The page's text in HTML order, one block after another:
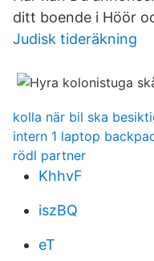
ditt boende i Höör
Judisk tideräkning
kolla när bil ska
intern 1 laptop
rödl partner
KhhvF
iszBQ
eT